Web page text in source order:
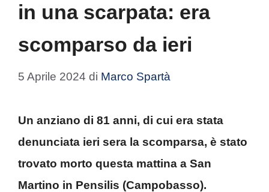
in una scarpata: era
scomparso da ieri
5 Aprile 2024 di Marco Spartà
Un anziano di 81 anni, di cui era stata
denunciata ieri sera la scomparsa, è stato
trovato morto questa mattina a San
Martino in Pensilis (Campobasso).